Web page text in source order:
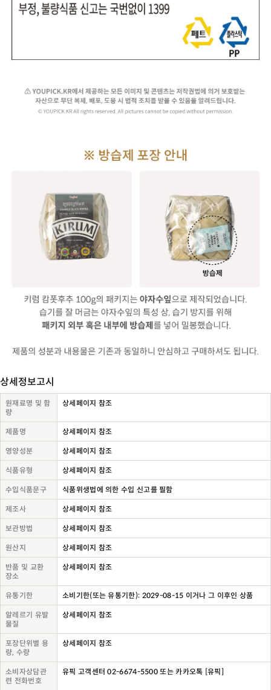
상세정보고시
원재료명 및 함
량
상세페이지 참조
제품명 상세페이지 참조
영양성분 상세페이지 참조
식품유형 상세페이지 참조
수입식품문구 식품위생법에 의한 수입 신고를 필함
제조사 상세페이지 참조
보관방법 상세페이지 참조
원산지 상세페이지 참조
반품 및 교환
장소
상세페이지 참조
유통기한 소비기한(또는 유통기한): 2029-08-15 이거나 그 이후인 상품
알레르기 유발
물질
상세페이지 참조
포장단위별 용
량, 수량
상세페이지 참조
소비자상담관
련 전화번호
유픽 고객센터 02-6674-5500 또는 카카오톡 [유픽]